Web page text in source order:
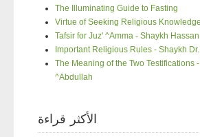
The Illuminating Guide to Fasting
Virtue of Seeking Religious Knowledge
Tafsir for Juz' ^Amma - Shaykh
Important Religious Rules - Shaykh
The Meaning of the Two Testifications
^Abdullah
الأكثر قراءة